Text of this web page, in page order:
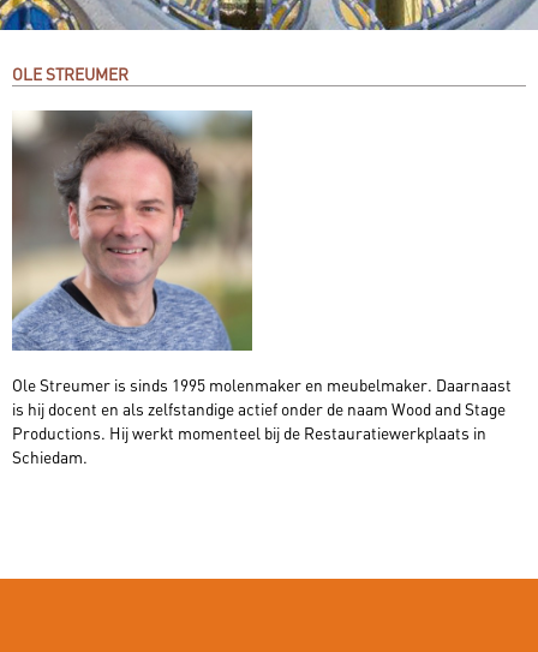
OLE STREUMER
Ole Streumer is sinds 1995 molenmaker en meubelmaker. Daarnaast
is hij docent en als zelfstandige actief onder de naam Wood and Stage
Productions. Hij werkt momenteel bij de Restauratiewerkplaats in
Schiedam.